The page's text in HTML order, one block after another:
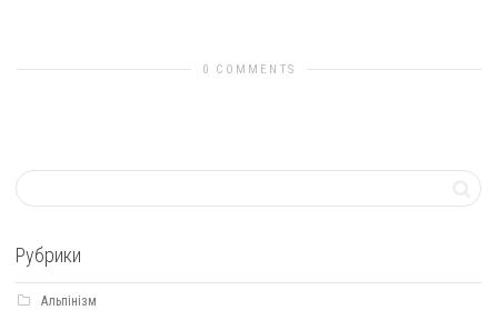
0 COMMENTS
Рубрики
Альпінізм